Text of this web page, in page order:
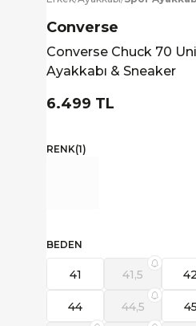
Converse
Converse Chuck 70
Ayakkabı & Sneaker
6.499 TL
RENK(1)
BEDEN
41 41,5 42
44 44,5 45